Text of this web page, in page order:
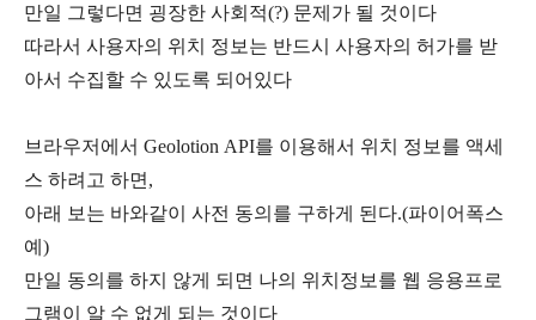
만일 그렇다면 굉장한 사회적(?) 문제가 될 것이다
따라서 사용자의 위치 정보는 반드시 사용자의 허가를 받
아서 수집할 수 있도록 되어있다
브라우저에서 Geolotion API를 이용해서 위치 정보를 액세
스 하려고 하면,
아래 보는 바와같이 사전 동의를 구하게 된다.(파이어폭스
예)
만일 동의를 하지 않게 되면 나의 위치정보를 웹 응용프로
그램이 알 수 없게 되는 것이다